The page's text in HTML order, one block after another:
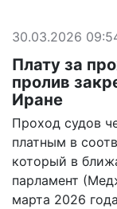
30.03.2026
Плату за
пролив
Иране
Проход судов
платным в
который в
парламент
марта 2026